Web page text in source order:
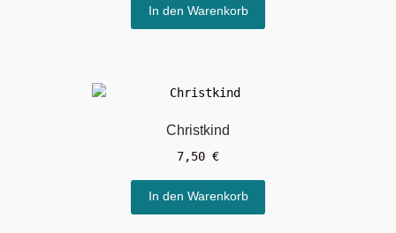
In den Warenkorb
Christkind
7,50 €
In den Warenkorb